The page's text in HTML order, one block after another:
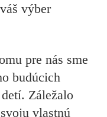
výber
pre nás sme
budúcich
Záležalo
vlastnú